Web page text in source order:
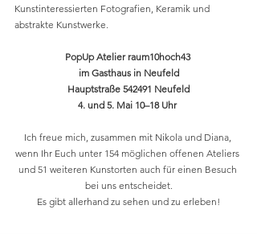
Kunstinteressierten Fotografien, Keramik und
abstrakte Kunstwerke.
PopUp Atelier raum10hoch43
im Gasthaus in Neufeld
Hauptstraße 542491 Neufeld
4. und 5. Mai 10–18 Uhr
Ich freue mich, zusammen mit Nikola und Diana,
wenn Ihr Euch unter 154 möglichen offenen Ateliers
und 51 weiteren Kunstorten auch für einen Besuch
bei uns entscheidet.
Es gibt allerhand zu sehen und zu erleben!